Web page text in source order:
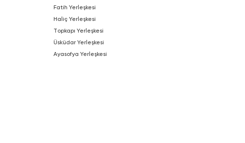
Fatih Yerleşkesi
Haliç Yerleşkesi
Topkapı Yerleşkesi
Üsküdar Yerleşkesi
Ayasofya Yerleşkesi